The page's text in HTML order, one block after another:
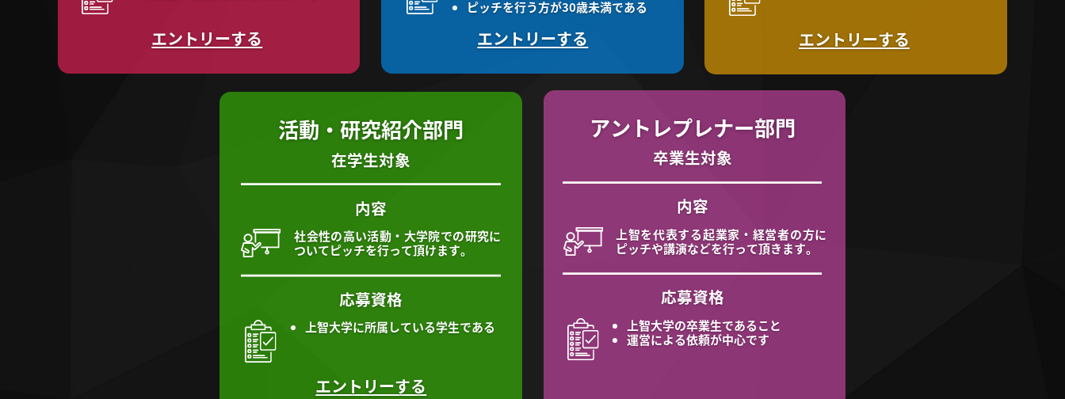
エントリーする
ピッチを行う方が30歳未満である
エントリーする エントリーする
活動・研究紹介部門
在学生対象
内容
社会性の高い活動・大学院での研究に
ついてピッチを行って頂けます。
応募資格
上智大学に所属している学生である
エントリーする
アントレプレナー部門
卒業生対象
内容
上智を代表する起業家・経営者の方に
ピッチや講演などを行って頂きます。
応募資格
上智大学の卒業生であること
運営による依頼が中心です